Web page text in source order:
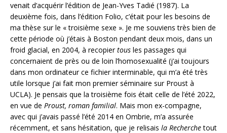
venait d’acquérir l’édition de Jean-Yves Tadié (1987). La
deuxième fois, dans l’édition Folio, c’était pour les besoins de
ma thèse sur le « troisième sexe ». Je me souviens très bien de
cette période où j’étais à Boston pendant deux mois, dans un
froid glacial, en 2004, à recopiertous les passages qui
concernaient de près ou de loin l’homosexualité (j’ai toujours
dans mon ordinateur ce fichier interminable, qui m’a été très
utile lorsque j’ai fait mon premier séminaire sur Proust à
UCLA). Je pensais que la troisième fois était celle de l’été 2022,
en vue de Proust, roman familial. Mais mon ex-compagne,
avec qui j’avais passé l’été 2014 en Ombrie, m’a assurée
récemment, et sans hésitation, que je relisais la Recherchetout